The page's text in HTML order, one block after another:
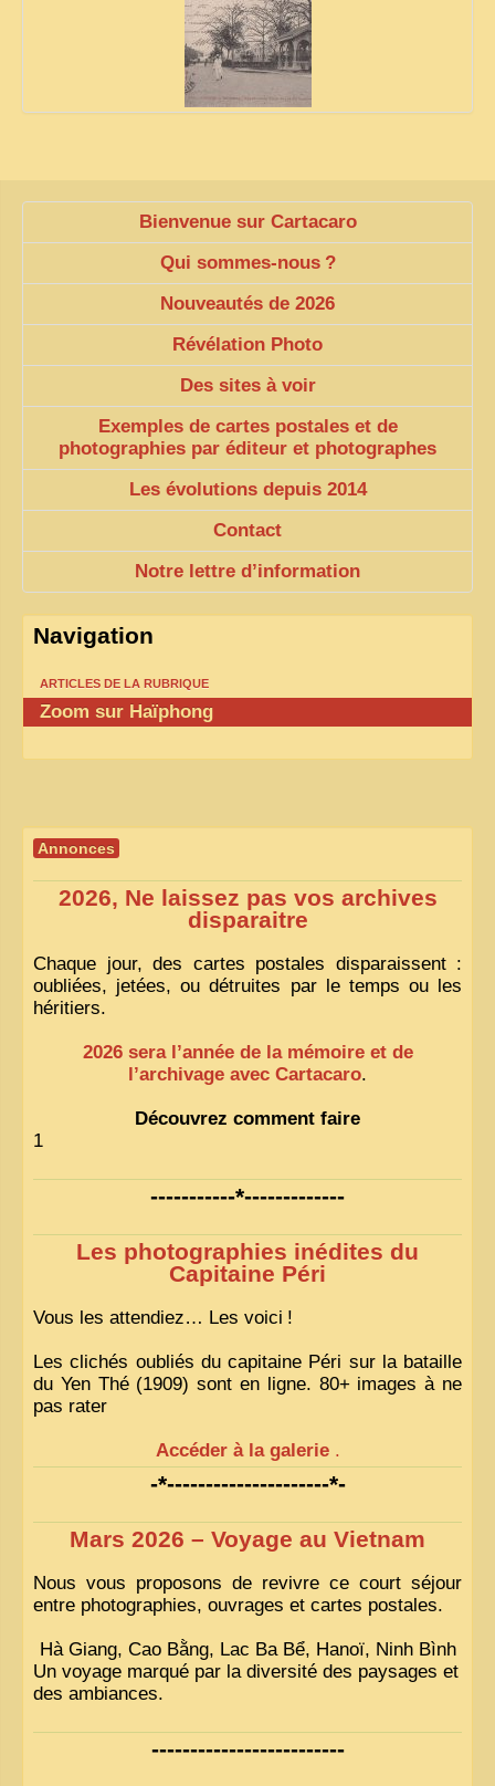
Bienvenue sur Cartacaro
Qui sommes-nous ?
Nouveautés de 2026
Révélation Photo
Des sites à voir
Exemples de cartes postales et de
photographies par éditeur et photographes
Les évolutions depuis 2014
Contact
Notre lettre d’information
Navigation
ARTICLES DE LA RUBRIQUE
Zoom sur Haïphong
Annonces
2026, Ne laissez pas vos archives
disparaitre
Chaque jour, des cartes postales disparaissent :
oubliées, jetées, ou détruites par le temps ou les
héritiers.
2026 sera l’année de la mémoire et de
l’archivage avec Cartacaro.
Découvrez comment faire
1
-----------*-------------
Les photographies inédites du
Capitaine Péri
Vous les attendiez… Les voici !
Les clichés oubliés du capitaine Péri sur la bataille
du Yen Thé (1909) sont en ligne. 80+ images à ne
pas rater
Accéder à la galerie .
-*---------------------*-
Mars 2026 – Voyage au Vietnam
Nous vous proposons de revivre ce court séjour
entre photographies, ouvrages et cartes postales.
Hà Giang, Cao Bằng, Lac Ba Bể, Hanoï, Ninh Bình
Un voyage marqué par la diversité des paysages et
des ambiances.
-------------------------